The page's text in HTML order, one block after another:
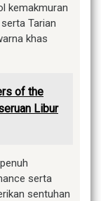
kemakmuran
Tarian
khas
of the
Libur
serta
sentuhan